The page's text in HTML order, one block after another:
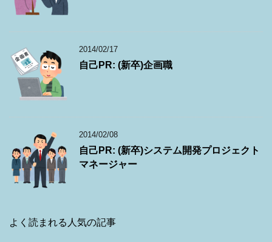
2014/02/17
自己PR: (新卒)企画職
2014/02/08
自己PR: (新卒)システム開発プロジェクト
マネージャー
よく読まれる人気の記事